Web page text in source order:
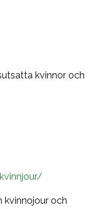
kvinnor och
kvinnojour och